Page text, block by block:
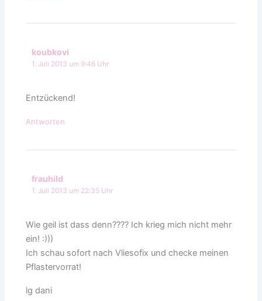
koubkovi
1. Juli 2013 um 9:46 Uhr
Entzückend!
Antworten
frauhild
1. Juli 2013 um 22:35 Uhr
Wie geil ist dass denn???? Ich krieg mich nicht mehr
ein! :)))
Ich schau sofort nach Vliesofix und checke meinen
Pflastervorrat!
lg dani